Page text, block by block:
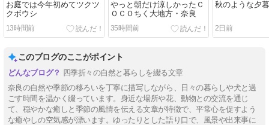
お庭では今年初めてツクツ
クボウシ
13時間前
やっと朝だけ涼しかったＣ
ＯＣＯちく大地方・奈良
35時間前
秋のような夕
2日前
このブログのここがポイント
四季折々の自然と暮らしを綴る文章
奈良の自然や季節の移ろいを丁寧に描写しながら、日々の暮らしや犬と過
ごす時間を温かく綴っています。身近な場所や花、動物との交流を通じ
て、穏やかな癒しと季節の風情を伝える文章が特徴で、平常心を促すよう
な癒やしの空気感が漂います。ゆったりとした語り口で、風景や出来事に